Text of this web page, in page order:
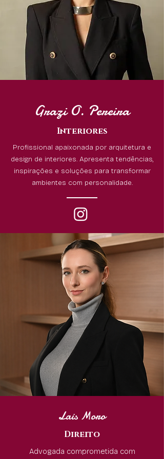
Grazi O. Pereira
Interiores
Profissional apaixonada por arquitetura e
design de interiores. Apresenta tendências,
inspirações e soluções para transformar
ambientes com personalidade.
Lais Moro
Direito
Advogada comprometida com